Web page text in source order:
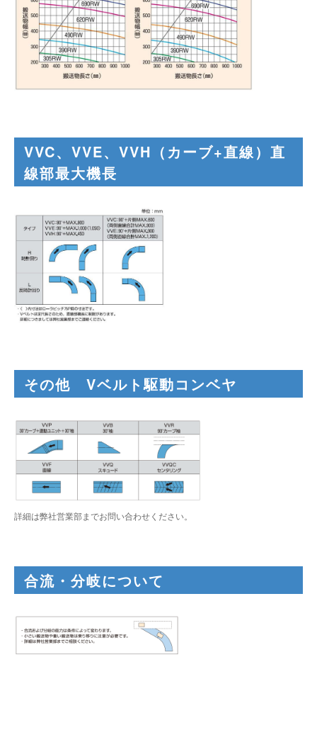
VVC、VVE、VVH（カーブ+直線）直
線部最大機長
その他 Vベルト駆動コンベヤ
詳細は弊社営業部までお問い合わせください。
合流・分岐について